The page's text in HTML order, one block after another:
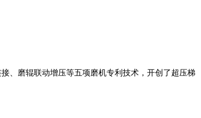
、磨辊联动增压等五项磨机专利技术，开创了超压梯